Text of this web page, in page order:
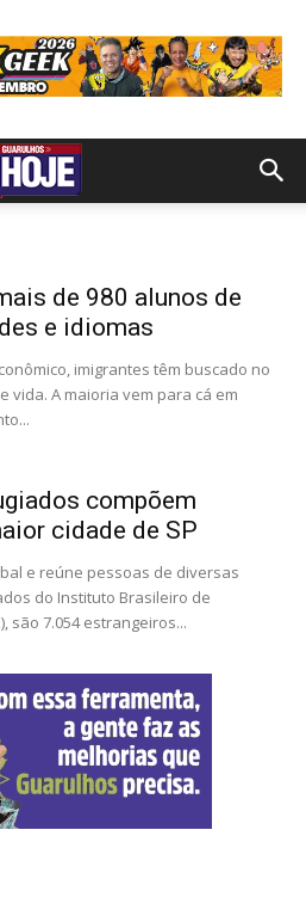
de 980 alunos de
e idiomas
imigrantes têm buscado no
vida. A maioria vem para cá em
compõem
cidade de SP
e reúne pessoas de diversas
do Instituto Brasileiro de
são 7.054 estrangeiros...